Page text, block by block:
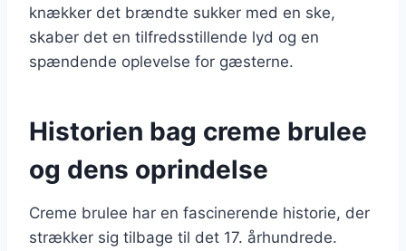
knækker det brændte sukker med en ske,
skaber det en tilfredsstillende lyd og en
spændende oplevelse for gæsterne.
Historien bag creme brulee
og dens oprindelse
Creme brulee har en fascinerende historie, der
strækker sig tilbage til det 17. århundrede.